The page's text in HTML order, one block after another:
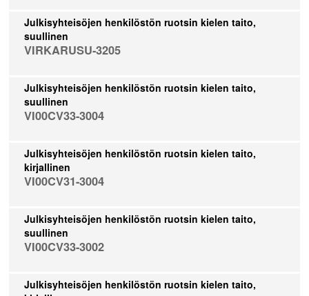
Julkisyhteisöjen henkilöstön ruotsin kielen taito,
suullinen
VIRKARUSU-3205
Julkisyhteisöjen henkilöstön ruotsin kielen taito,
suullinen
VI00CV33-3004
Julkisyhteisöjen henkilöstön ruotsin kielen taito,
kirjallinen
VI00CV31-3004
Julkisyhteisöjen henkilöstön ruotsin kielen taito,
suullinen
VI00CV33-3002
Julkisyhteisöjen henkilöstön ruotsin kielen taito,